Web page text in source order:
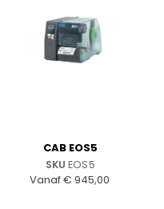
CAB EOS5
SKU EOS5
Vanaf€ 945,00